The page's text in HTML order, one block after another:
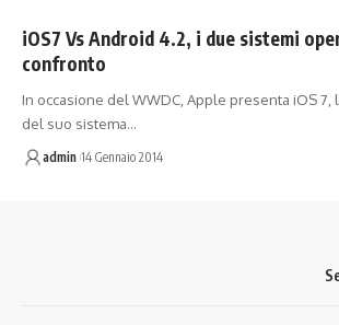
iOS7 Vs Android 4.2, i due sistemi
confronto
In occasione del WWDC, Apple presenta iOS
del suo sistema…
admin 14 Gennaio 2014